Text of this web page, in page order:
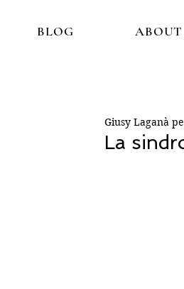
BLOG ABOUT
La
Giusy Laganà